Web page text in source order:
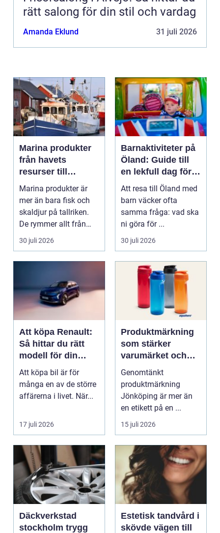
rätt salong för din stil och vardag
Amanda Eklund 31 juli 2026
Marina produkter
från havets
resurser till
hållbara
upplevelser
Marina produkter är
mer än bara fisk och
skaldjur på tallriken.
De rymmer allt från
mat och hälsa ti...
30 juli 2026
Barnaktiviteter på
Öland: Guide till
en lekfull dag för
hela familjen
Att resa till Öland med
barn väcker ofta
samma fråga: vad ska
ni göra för ...
30 juli 2026
Att köpa Renault:
Så hittar du rätt
modell för din
vardag
Att köpa bil är för
många en av de större
affärerna i livet. När...
17 juli 2026
Produktmärkning
som stärker
varumärket och
förenklar vardagen
Genomtänkt
produktmärkning
Jönköping är mer än
en etikett på en ...
15 juli 2026
Däckverkstad
stockholm trygg
Estetisk tandvård i
skövde vägen till